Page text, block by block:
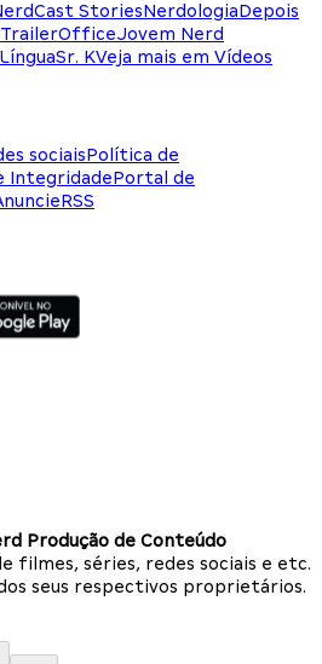
StoriesNerdologiaDepois
TrailerOfficeJovem Nerd
Sr. KVeja mais em Vídeos
sociaisPolítica de
IntegridadePortal de
RSS
Produção de Conteúdo
filmes, séries, redes sociais e etc.
seus respectivos proprietários.